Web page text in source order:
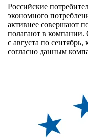
Российские
экономного
активнее совершают
полагают в компании.
с августа по
согласно данным